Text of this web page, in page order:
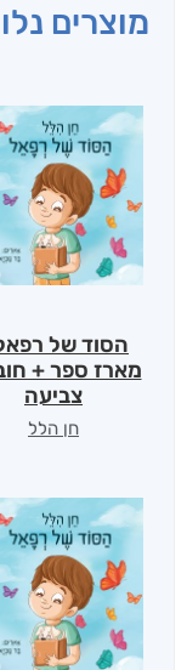
מוצרים
הסוד של
מארז ספר +
צביעה
חן הלל